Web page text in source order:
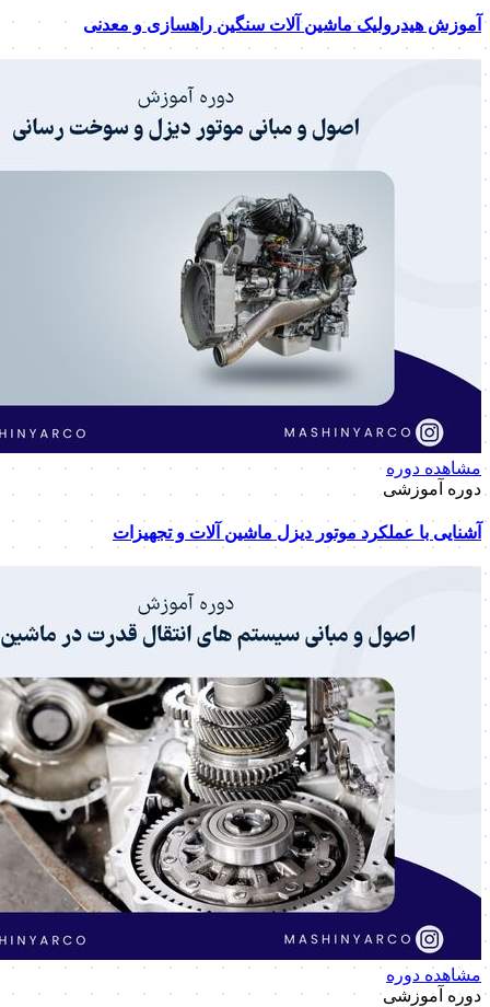
آموزش هیدرولیک ماشین آلات سنگین راهسازی و معدنی
مشاهده دوره
دوره آموزشی
آشنایی با عملکرد موتور دیزل ماشین آلات و تجهیزات
مشاهده دوره
دوره آموزشی